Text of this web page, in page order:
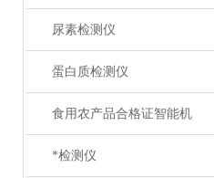
尿素检测仪
蛋白质检测仪
食用农产品合格证智能机
*检测仪